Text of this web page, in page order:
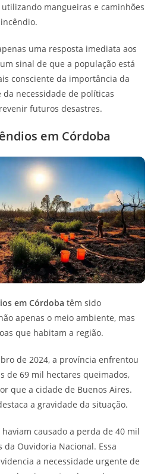
mangueiras e caminhões
uma resposta imediata aos
sinal de que a população está
consciente da importância da
necessidade de políticas
futuros desastres.
em Córdoba
em Córdoba têm sido
apenas o meio ambiente, mas
que habitam a região.
de 2024, a província enfrentou
de 69 mil hectares queimados,
que a cidade de Buenos Aires.
a gravidade da situação.
causado a perda de 40 mil
da Ouvidoria Nacional. Essa
a necessidade urgente de